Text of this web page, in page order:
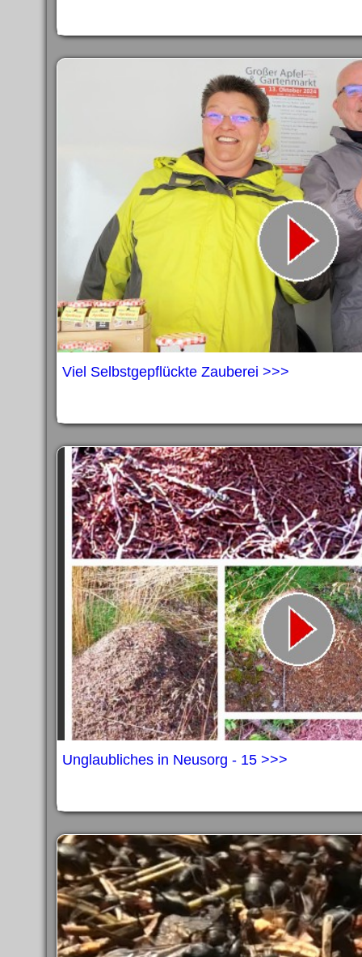
Viel Selbstgepflückte Zauberei >>>
Unglaubliches in Neusorg - 15 >>>